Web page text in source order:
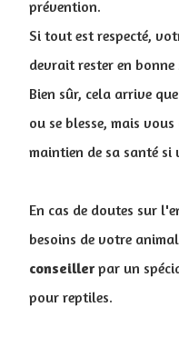
prévention.
Si tout est respecté,
devrait rester en bonne
Bien sûr, cela arrive
ou se blesse, mais
maintien de sa santé si
En cas de doutes sur
besoins de votre
conseillerpar un
pour reptiles.